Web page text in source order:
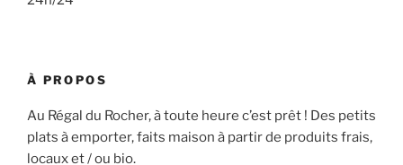
À PROPOS
Au Régal du Rocher, à toute heure c’est prêt ! Des petits
plats à emporter, faits maison à partir de produits frais,
locaux et / ou bio.